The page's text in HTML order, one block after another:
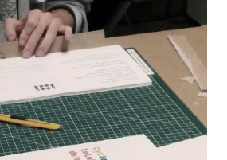
de la baiu-bxl / infos